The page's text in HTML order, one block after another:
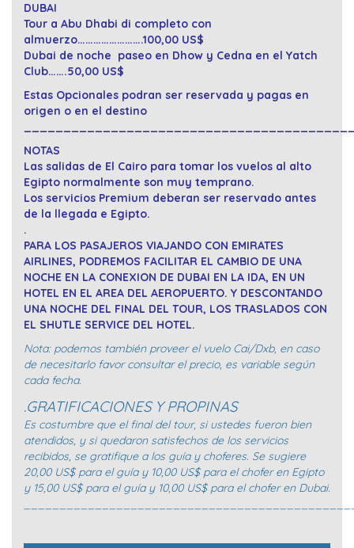
DUBAI
Tour a Abu Dhabi di completo con
almuerzo…………………….100,00 US$
Dubai de noche paseo en Dhow y Cedna en el Yatch
Club…….50,00 US$
Estas Opcionales podran ser reservada y pagas en
origen o en el destino
NOTAS
Las salidas de El Cairo para tomar los vuelos al alto
Egipto normalmente son muy temprano.
Los servicios Premium deberan ser reservado antes
de la llegada e Egipto.
.
PARA LOS PASAJEROS VIAJANDO CON EMIRATES
AIRLINES, PODREMOS FACILITAR EL CAMBIO DE UNA
NOCHE EN LA CONEXION DE DUBAI EN LA IDA, EN UN
HOTEL EN EL AREA DEL AEROPUERTO. Y DESCONTANDO
UNA NOCHE DEL FINAL DEL TOUR, LOS TRASLADOS CON
EL SHUTLE SERVICE DEL HOTEL.
Nota: podemos también proveer el vuelo Cai/Dxb, en caso
de necesitarlo favor consultar el precio, es variable según
cada fecha.
.GRATIFICACIONES Y PROPINAS
Es costumbre que el final del tour, si ustedes fueron bien
atendidos, y si quedaron satisfechos de los servicios
recibidos, se gratifique a los guía y choferes. Se sugiere
20,00 US$ para el guía y 10,00 US$ para el chofer en Egipto
y 15,00 US$ para el guía y 10,00 US$ para el chofer en Dubai.